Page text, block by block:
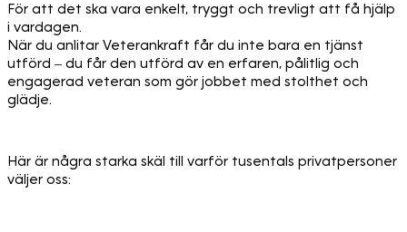
För att det ska vara enkelt, tryggt och trevligt att få hjälp
i vardagen.
När du anlitar Veterankraft får du inte bara en tjänst
utförd – du får den utförd av en erfaren, pålitlig och
engagerad veteran som gör jobbet med stolthet och
glädje.
Här är några starka skäl till varför tusentals privatpersoner
väljer oss: